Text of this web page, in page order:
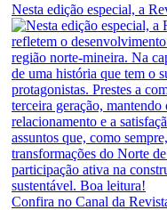
Nesta edição especial, a
Confira no Canal da